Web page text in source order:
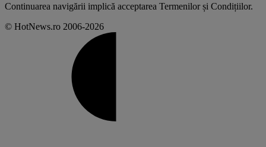
Continuarea navigării implică acceptarea Termenilor și Condițiilor.
© HotNews.ro 2006-2026